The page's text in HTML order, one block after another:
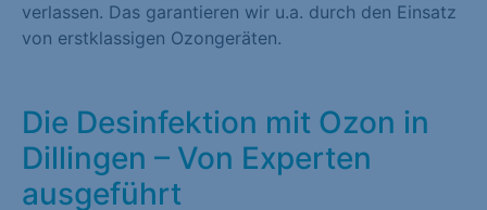
verlassen. Das garantieren wir u.a. durch den Einsatz
von erstklassigen Ozongeräten.
Die Desinfektion mit Ozon in
Dillingen – Von Experten
ausgeführt